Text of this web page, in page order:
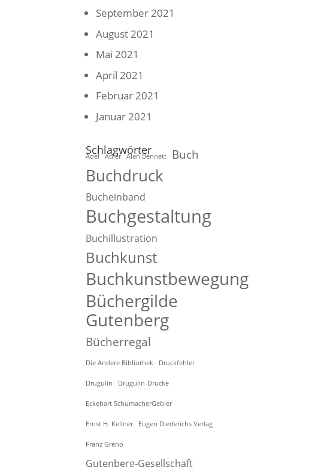
September 2021
August 2021
Mai 2021
April 2021
Februar 2021
Januar 2021
Schlagwörter
Adel Adler Alan Bennett Buch
Buchdruck
Bucheinband
Buchgestaltung
Buchillustration
Buchkunst
Buchkunstbewegung
Büchergilde
Gutenberg
Bücherregal
Die Andere Bibliothek Druckfehler
Drugulin Drugulin-Drucke
Eckehart SchumacherGebler
Ernst H. Kellner Eugen Diederichs Verlag
Franz Greno
Gutenberg-Gesellschaft